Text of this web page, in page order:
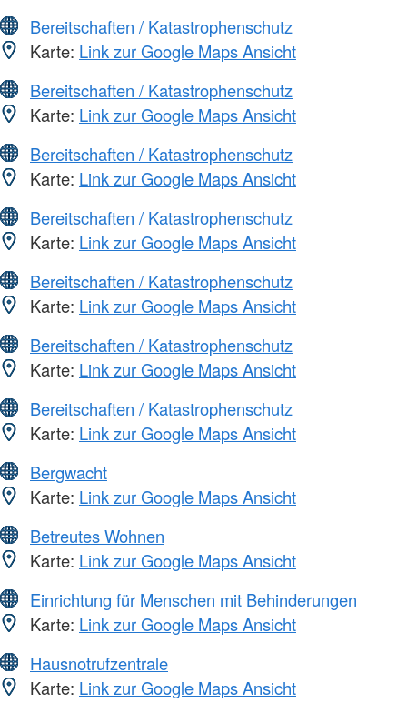
Bereitschaften / Katastrophenschutz
Karte: Link zur Google Maps Ansicht
Bereitschaften / Katastrophenschutz
Karte: Link zur Google Maps Ansicht
Bereitschaften / Katastrophenschutz
Karte: Link zur Google Maps Ansicht
Bereitschaften / Katastrophenschutz
Karte: Link zur Google Maps Ansicht
Bereitschaften / Katastrophenschutz
Karte: Link zur Google Maps Ansicht
Bereitschaften / Katastrophenschutz
Karte: Link zur Google Maps Ansicht
Bereitschaften / Katastrophenschutz
Karte: Link zur Google Maps Ansicht
Bergwacht
Karte: Link zur Google Maps Ansicht
Betreutes Wohnen
Karte: Link zur Google Maps Ansicht
Einrichtung für Menschen mit Behinderungen
Karte: Link zur Google Maps Ansicht
Hausnotrufzentrale
Karte: Link zur Google Maps Ansicht